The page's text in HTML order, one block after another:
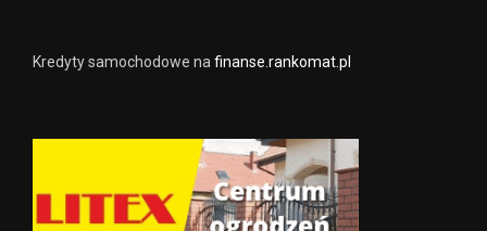
Kredyty samochodowe na finanse.rankomat.pl